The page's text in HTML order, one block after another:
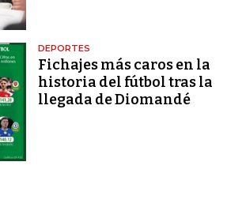
DEPORTES
Fichajes más caros en la
historia del fútbol tras la
llegada de Diomandé